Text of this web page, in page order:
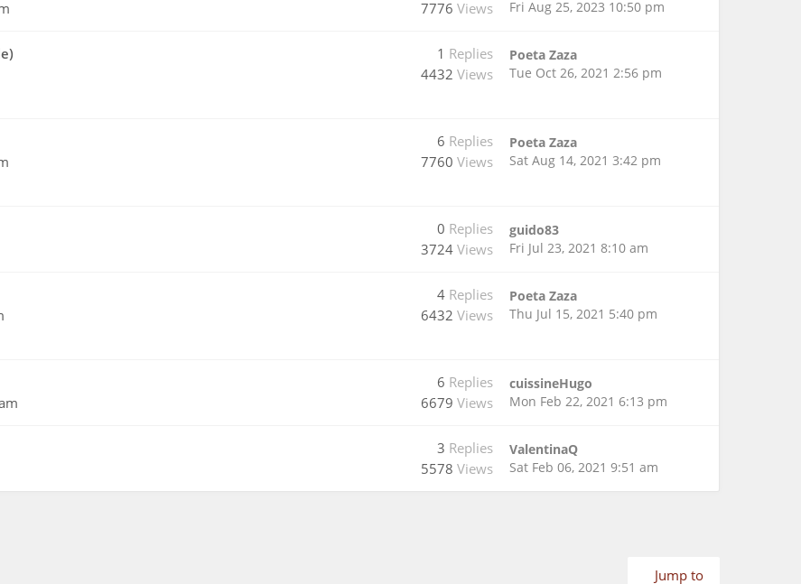
7776 Views
Fri Aug 25, 2023 10:50 pm
1 Replies
4432 Views
Poeta Zaza
Tue Oct 26, 2021 2:56 pm
6 Replies
7760 Views
Poeta Zaza
Sat Aug 14, 2021 3:42 pm
0 Replies
3724 Views
guido83
Fri Jul 23, 2021 8:10 am
4 Replies
6432 Views
Poeta Zaza
Thu Jul 15, 2021 5:40 pm
6 Replies
6679 Views
cuissineHugo
Mon Feb 22, 2021 6:13 pm
3 Replies
5578 Views
ValentinaQ
Sat Feb 06, 2021 9:51 am
Jump to